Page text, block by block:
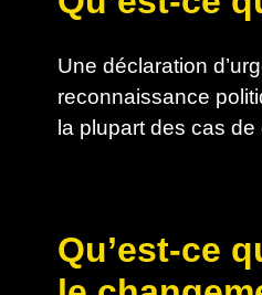
Une déclaration
reconnaissance
la plupart des cas
Qu’est-ce